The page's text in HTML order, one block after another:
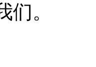
们。